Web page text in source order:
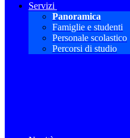
Servizi
Panoramica
Famiglie e studenti
Personale scolastico
Percorsi di studio